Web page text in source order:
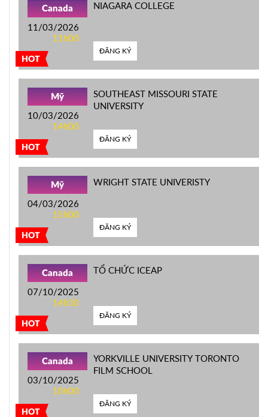
HOT
Canada
11/03/2026
11h00
NIAGARA COLLEGE
ĐĂNG KÝ
HOT
Mỹ
10/03/2026
14h00
SOUTHEAST MISSOURI STATE
UNIVERSITY
ĐĂNG KÝ
HOT
Mỹ
04/03/2026
15h00
WRIGHT STATE UNIVERISTY
ĐĂNG KÝ
HOT
Canada
07/10/2025
14h30
TỔ CHỨC ICEAP
ĐĂNG KÝ
HOT
Canada
03/10/2025
10h00
YORKVILLE UNIVERSITY TORONTO
FILM SCHOOL
ĐĂNG KÝ